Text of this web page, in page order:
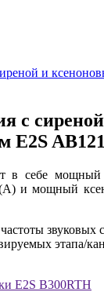
с
E2S
в себе мощный
и мощный
звуковых
этапа/
E2S B300RTH